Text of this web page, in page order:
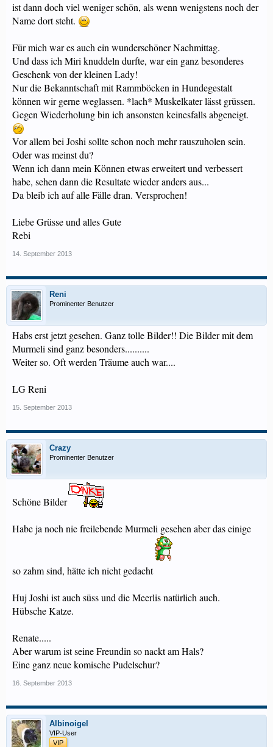
ist dann doch viel weniger schön, als wenn wenigstens noch der
Name dort steht.
Für mich war es auch ein wunderschöner Nachmittag.
Und dass ich Miri knuddeln durfte, war ein ganz besonderes
Geschenk von der kleinen Lady!
Nur die Bekanntschaft mit Rammböcken in Hundegestalt
können wir gerne weglassen. *lach* Muskelkater lässt grüssen.
Gegen Wiederholung bin ich ansonsten keinesfalls abgeneigt.
Vor allem bei Joshi sollte schon noch mehr rauszuholen sein.
Oder was meinst du?
Wenn ich dann mein Können etwas erweitert und verbessert
habe, sehen dann die Resultate wieder anders aus...
Da bleib ich auf alle Fälle dran. Versprochen!
Liebe Grüsse und alles Gute
Rebi
14. September 2013
Reni
Prominenter Benutzer
Habs erst jetzt gesehen. Ganz tolle Bilder!! Die Bilder mit dem
Murmeli sind ganz besonders..........
Weiter so. Oft werden Träume auch war....
LG Reni
15. September 2013
Crazy
Prominenter Benutzer
Schöne Bilder
Habe ja noch nie freilebende Murmeli gesehen aber das einige
so zahm sind, hätte ich nicht gedacht
Huj Joshi ist auch süss und die Meerlis natürlich auch.
Hübsche Katze.
Renate.....
Aber warum ist seine Freundin so nackt am Hals?
Eine ganz neue komische Pudelschur?
16. September 2013
Albinoigel
VIP-User
VIP